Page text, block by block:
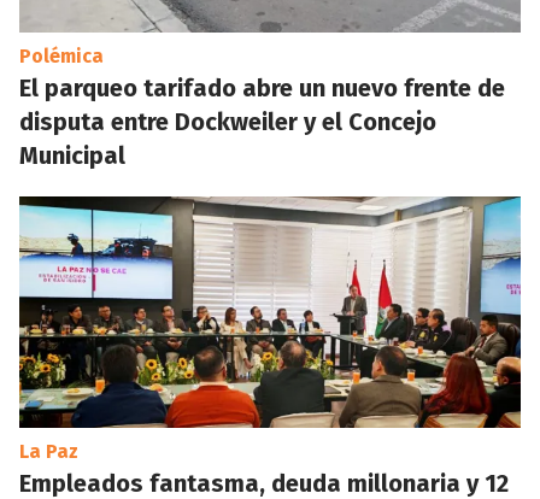
Polémica
El parqueo tarifado abre un nuevo frente de
disputa entre Dockweiler y el Concejo
Municipal
La Paz
Empleados fantasma, deuda millonaria y 12